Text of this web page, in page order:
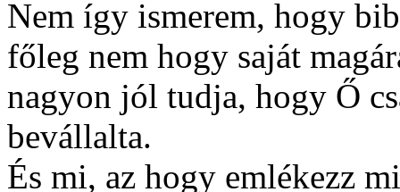
Nem így ismerem, hogy
főleg nem hogy saját
nagyon jól tudja, hogy Ő
bevállalta.
És mi, az hogy emlékezz